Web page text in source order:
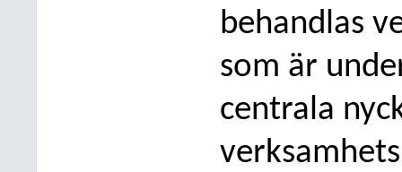
behandlas
som är
centrala